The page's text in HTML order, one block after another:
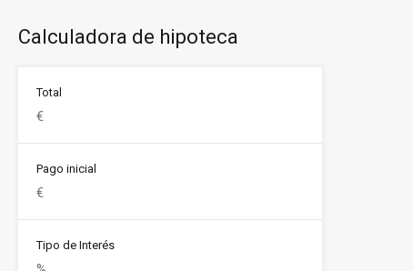
Calculadora de hipoteca
Total
Pago inicial
Tipo de Interés